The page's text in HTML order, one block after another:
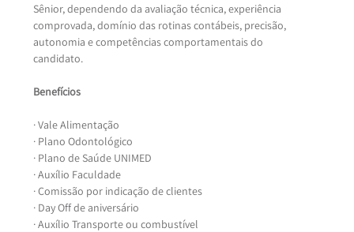
Sênior, dependendo da avaliação técnica, experiência
comprovada, domínio das rotinas contábeis, precisão,
autonomia e competências comportamentais do
candidato.
Benefícios
· Vale Alimentação
· Plano Odontológico
· Plano de Saúde UNIMED
· Auxílio Faculdade
· Comissão por indicação de clientes
· Day Off de aniversário
· Auxílio Transporte ou combustível